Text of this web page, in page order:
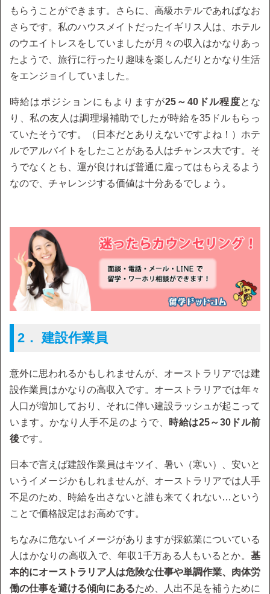
もらうことができます。さらに、高級ホテルであればなお
さらです。私のハウスメイトだったイギリス人は、ホテル
のウエイトレスをしていましたが月々の収入はかなりあっ
たようで、旅行に行ったり趣味を楽しんだりとかなり生活
をエンジョイしていました。
時給はポジションにもよりますが25～40ドル程度とな
り、私の友人は調理場補助でしたが時給を35ドルもらっ
ていたそうです。（日本だとありえないですよね！）ホテ
ルでアルバイトをしたことがある人はチャンス大です。そ
うでなくとも、運が良ければ普通に雇ってはもらえるよう
なので、チャレンジする価値は十分あるでしょう。
2． 建設作業員
意外に思われるかもしれませんが、オーストラリアでは建
設作業員はかなりの高収入です。オーストラリアでは年々
人口が増加しており、それに伴い建設ラッシュが起こって
います。かなり人手不足のようで、
時給は25～30ドル前
後です。
日本で言えば建設作業員はキツイ、暑い（寒い）、安いと
いうイメージかもしれませんが、オーストラリアでは人手
不足のため、時給を出さないと誰も来てくれない…という
ことで価格設定はお高めです。
ちなみに危ないイメージがありますが採鉱業についている
人はかなりの高収入で、年収1千万ある人もいるとか。 基
本的にオーストラリア人は危険な仕事や単調作業、肉体労
働の仕事を避ける傾向にあるため、人出不足を補うために